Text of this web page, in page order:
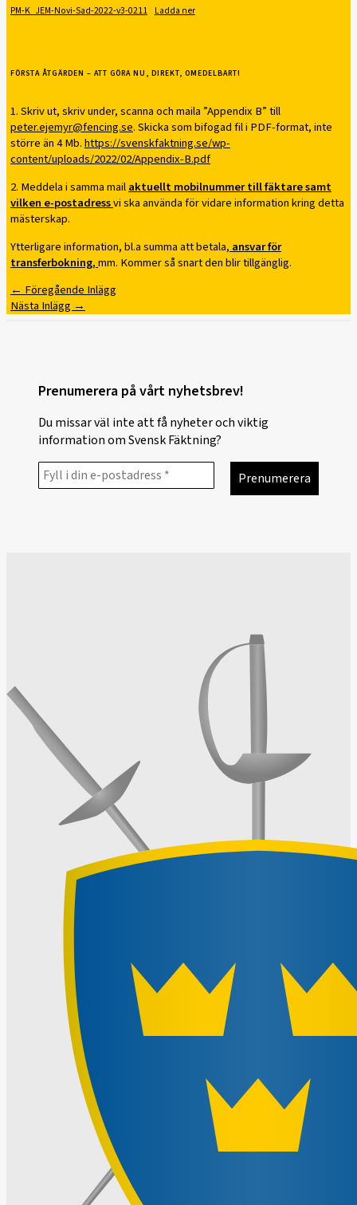
PM-K_JEM-Novi-Sad-2022-v3-0211 Ladda ner
FÖRSTA ÅTGÄRDEN – ATT GÖRA NU, DIREKT, OMEDELBART!
1. Skriv ut, skriv under, scanna och maila ”Appendix B” till
peter.ejemyr@fencing.se. Skicka som bifogad fil i PDF-format, inte
större än 4 Mb.https://svenskfaktning.se/wp-
content/uploads/2022/02/Appendix-B.pdf
2. Meddela i samma mailaktuellt mobilnummer till fäktare samt
vilken e-postadressvi ska använda för vidare information kring detta
mästerskap.
Ytterligare information, bl.a summa att betala, ansvar för
transferbokning,mm. Kommer så snart den blir tillgänglig.
← Föregående Inlägg
Nästa Inlägg →
Prenumerera på vårt nyhetsbrev!
Du missar väl inte att få nyheter och viktig
information om Svensk Fäktning?